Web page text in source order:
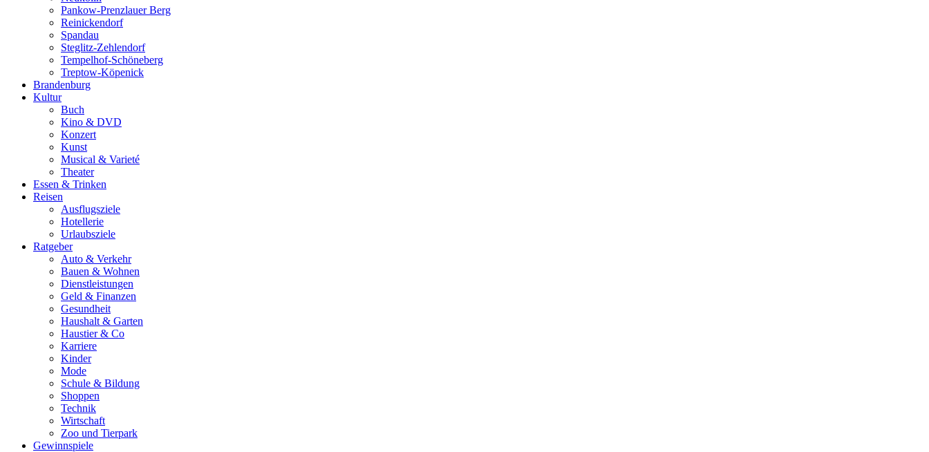
Pankow-Prenzlauer Berg
Reinickendorf
Spandau
Steglitz-Zehlendorf
Tempelhof-Schöneberg
Treptow-Köpenick
Brandenburg
Kultur
Buch
Kino & DVD
Konzert
Kunst
Musical & Varieté
Theater
Essen & Trinken
Reisen
Ausflugsziele
Hotellerie
Urlaubsziele
Ratgeber
Auto & Verkehr
Bauen & Wohnen
Dienstleistungen
Geld & Finanzen
Gesundheit
Haushalt & Garten
Haustier & Co
Karriere
Kinder
Mode
Schule & Bildung
Shoppen
Technik
Wirtschaft
Zoo und Tierpark
Gewinnspiele